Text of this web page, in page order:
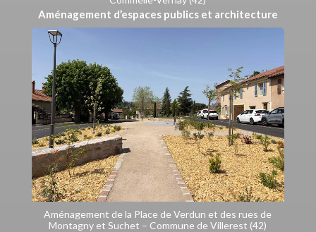
Aménagement d’espaces publics et architecture
Aménagement de la Place de Verdun et des rues de
Montagny et Suchet – Commune de Villerest (42)